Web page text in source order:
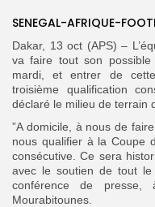
Search
for:
FR
SENEGAL-AFRIQUE-
Dakar, 13 oct (APS) –
va faire tout son
mardi, et entrer de
troisième qualification
déclaré le milieu de terrain
”A domicile, à nous de
nous qualifier à la Coupe
consécutive. Ce sera
avec le soutien de tout le
conférence de
Mourabitounes.